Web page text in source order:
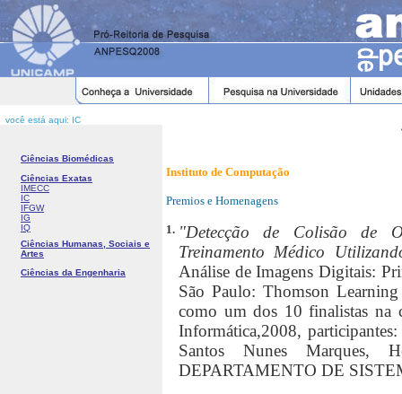
você está aqui: IC
Ciências Biomédicas
Ciências Exatas
IMECC
IC
IFGW
IG
IQ
Ciências Humanas, Sociais e
Artes
Ciências da Engenharia
Instituto de Computação
Premios e Homenagens
1. "Detecção de Colisão de
Treinamento Médico
Análise de Imagens Digitais:
São Paulo: Thomson
como um dos 10 finalistas na
Informática,2008,
Santos Nunes Marques,
DEPARTAMENTO DE